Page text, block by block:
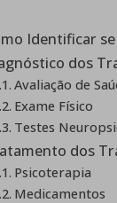
Identificar
dos
Avaliação de
Exame Físico
Testes
dos
Psicoterapia
Medicamentos